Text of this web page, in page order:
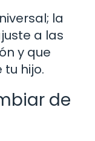
la
a las
y que
hijo.
de